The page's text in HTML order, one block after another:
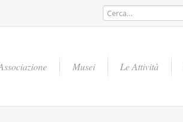
Musei Le Attività